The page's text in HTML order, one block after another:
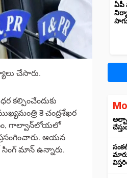
చేసారు.
కల్పించేందుకు
కె చంద్రశేఖర
గాల్వాన్‌లోయలో
ఆయన
సింగ్ మాన్ ఉన్నారు.
ఏపీ